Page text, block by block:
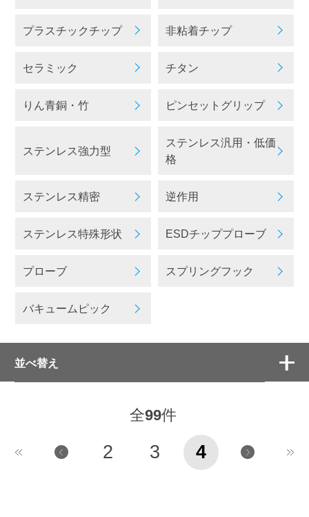
プラスチックチップ 非粘着チップ
セラミック チタン
りん青銅・竹 ピンセットグリップ
ステンレス強力型
ステンレス汎用・低価
格
ステンレス精密 逆作用
ステンレス特殊形状 ESDチッププローブ
プローブ スプリングフック
バキュームピック
並べ替え
全99件
2 3 4